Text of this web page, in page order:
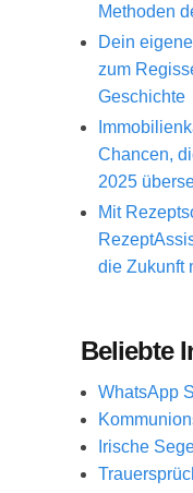
Methoden
Dein
zum
Geschichte
Chancen,
2025
Mit
die Zukunft
Beliebte
WhatsApp
Irische